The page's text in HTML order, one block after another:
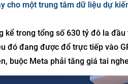
cho một trung tâm dữ liệu dự
kể trong tổng số 630 tỷ đô la
đó đang được đổ trực tiếp vào
buộc Meta phải tăng giá tai